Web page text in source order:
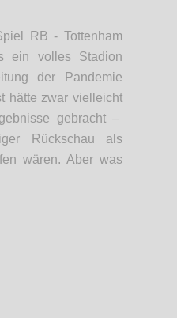
RB - Tottenham
ein volles Stadion
der Pandemie
hätte zwarvielleicht
gebracht –
Rückschau als
wären. Aber was